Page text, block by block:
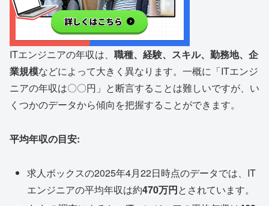
ITエンジニアの年収は、 職種、経験、スキル、勤務地、企
業規模などによって大きく異なります。一概に「ITエンジ
ニアの年収は〇〇円」と断言することは難しいですが、い
くつかのデータから傾向を把握することができます。
平均年収の目安:
求人ボックスの2025年4月22日時点のデータでは、IT
エンジニアの平均年収は約470万円とされています。